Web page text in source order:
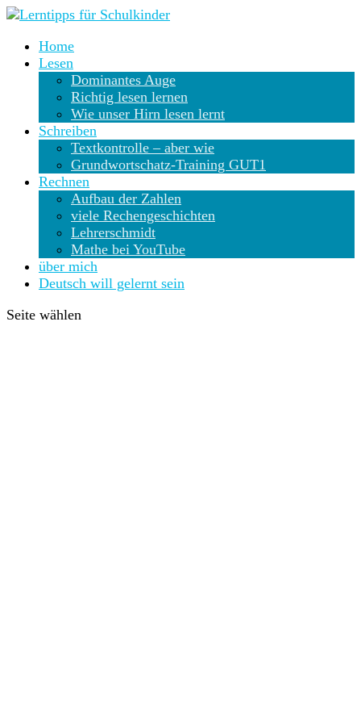
Home
Lesen
Dominantes Auge
Richtig lesen lernen
Wie unser Hirn lesen lernt
Schreiben
Textkontrolle – aber wie
Grundwortschatz-Training GUT1
Rechnen
Aufbau der Zahlen
viele Rechengeschichten
Lehrerschmidt
Mathe bei YouTube
über mich
Deutsch will gelernt sein
Seite wählen